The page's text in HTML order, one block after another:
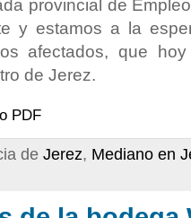
provincial de
y estamos a la
afectados, que
de Jerez.
PDF
de Jerez, Mediano en